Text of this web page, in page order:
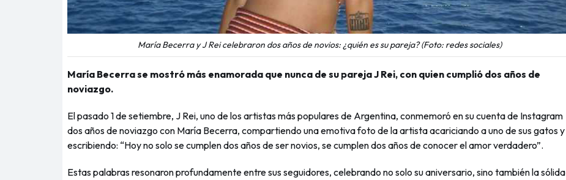
María Becerra y J Rei celebraron dos años de novios: ¿quién es su pareja? (Foto: redes sociales)
María Becerra se mostró más enamorada que nunca de su pareja J Rei, con quien cumplió dos años de
noviazgo.
El pasado 1 de setiembre, J Rei, uno de los artistas más populares de Argentina, conmemoró en su cuenta de Instagram
dos años de noviazgo con María Becerra, compartiendo una emotiva foto de la artista acariciando a uno de sus gatos y
escribiendo: “Hoy no solo se cumplen dos años de ser novios, se cumplen dos años de conocer el amor verdadero”.
Estas palabras resonaron profundamente entre sus seguidores, celebrando no solo su aniversario, sino también la sólida